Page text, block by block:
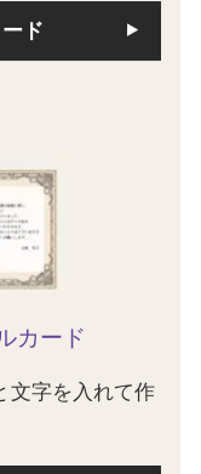
ド
カード
文字を入れて作